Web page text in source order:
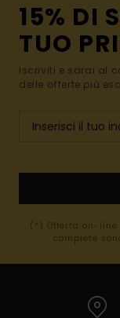
15% DI
TUO
Iscriviti e sarai al
delle offerte più
(*) Offerta on-
complete